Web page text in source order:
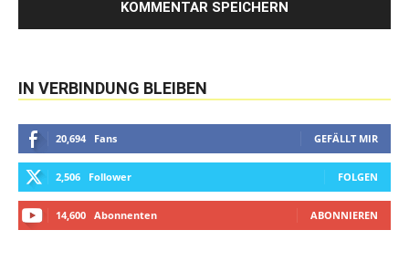
IN VERBINDUNG BLEIBEN
20,694 Fans GEFÄLLT MIR
2,506 Follower FOLGEN
14,600 Abonnenten ABONNIEREN